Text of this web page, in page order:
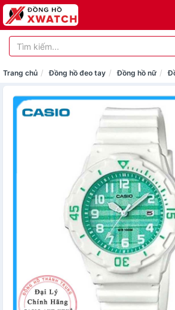
Trang chủ Đồng hồ đeo tay Đồng hồ nữ